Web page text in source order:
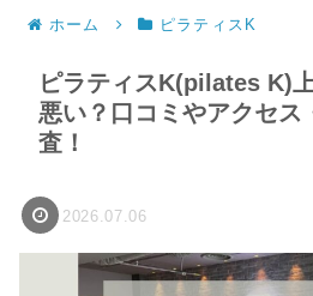
ホーム ピラティスK
ピラティスK(pilates K)
悪い？口コミやアクセス
査！
2026.07.06